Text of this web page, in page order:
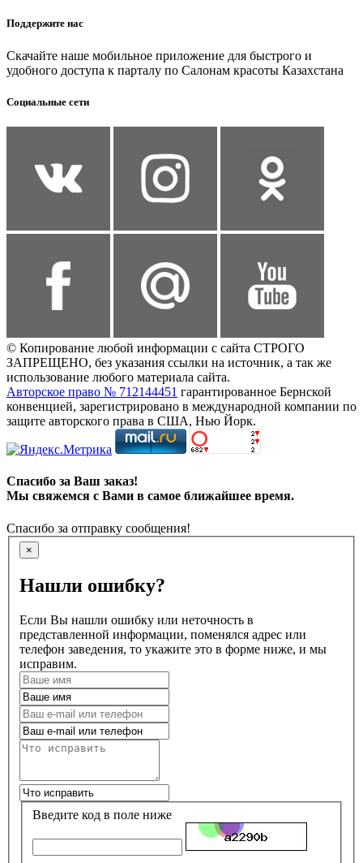
Поддержите нас
Скачайте наше мобильное приложение для быстрого и
удобного доступа к парталу по Салонам красоты Казахстана
Социальные сети
© Копирование любой информации с сайта СТРОГО
ЗАПРЕЩЕНО, без указания ссылки на источник, а так же
использование любого материала сайта.
Авторское право № 712144451 гарантированное Бернской
конвенцией, зарегистрировано в международной компании по
защите авторского права в США, Нью Йорк.
Спасибо за Ваш заказ!
Мы свяжемся с Вами в самое ближайшее время.
Спасибо за отправку сообщения!
×
Нашли ошибку?
Если Вы нашли ошибку или неточность в
представленной информации, поменялся адрес или
телефон заведения, то укажите это в форме ниже, и мы
исправим.
Введите код в поле ниже